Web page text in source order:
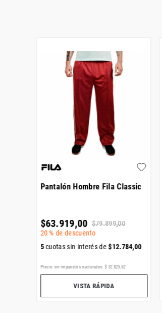
Pantalón Hombre Fila Classic
$63.919,00 $79.899,00
20 % de descuento
5cuotas sin interés de$12.784,00
Precio sin impuestos nacionales: $ 52.825 ,62
VISTA RÁPIDA